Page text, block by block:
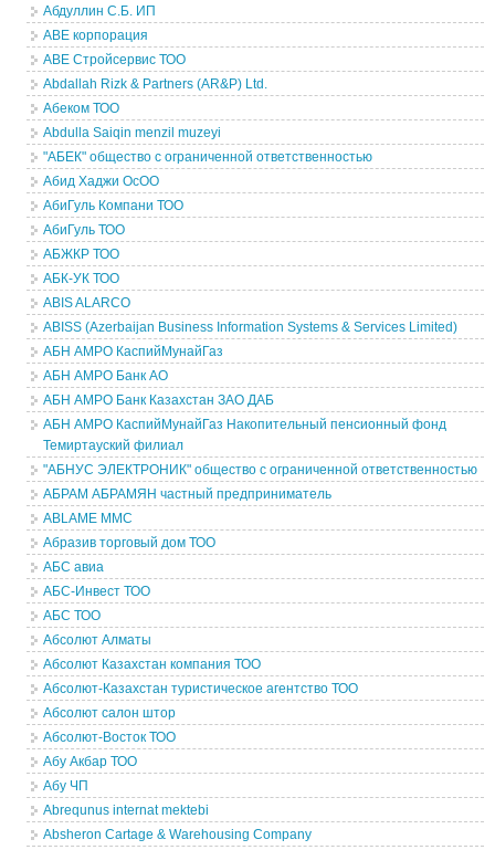
Абдуллин С.Б. ИП
АВЕ корпорация
АВЕ Стройсервис ТОО
Abdallah Rizk & Partners (AR&P) Ltd.
Абеком ТОО
Abdulla Saiqin menzil muzeyi
"АБЕК" общество с ограниченной ответственностью
Абид Хаджи ОсОО
АбиГуль Компани ТОО
АбиГуль ТОО
АБЖКР ТОО
АБК-УК ТОО
ABIS ALARCO
ABISS (Azerbaijan Business Information Systems & Services Limited)
АБН АМРО КаспийМунайГаз
АБН АМРО Банк АО
АБН АМРО Банк Казахстан ЗАО ДАБ
АБН АМРО КаспийМунайГаз Накопительный пенсионный фонд
Темиртауский филиал
"АБНУС ЭЛЕКТРОНИК" общество с ограниченной ответственностью
АБРАМ АБРАМЯН частный предприниматель
ABLAME MMC
Абразив торговый дом ТОО
АБС авиа
АБС-Инвест ТОО
АБС ТОО
Абсолют Алматы
Абсолют Казахстан компания ТОО
Абсолют-Казахстан туристическое агентство ТОО
Абсолют салон штор
Абсолют-Восток ТОО
Абу Акбар ТОО
Абу ЧП
Abrequnus internat mektebi
Absheron Cartage & Warehousing Company